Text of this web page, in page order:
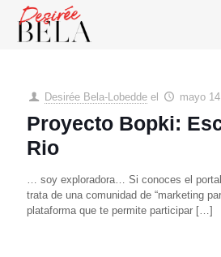
Desirée Bela-Lobedde el mayo
Proyecto Bopki:
Rio
… soy exploradora… Si conoces el
trata de una comunidad de “marketing
plataforma que te permite participar […]